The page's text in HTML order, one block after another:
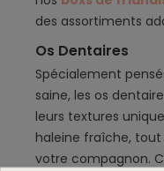
des assortiments
Os Dentaires
Spécialement
saine, les os
leurs textures
haleine fraîche,
votre compagnon.